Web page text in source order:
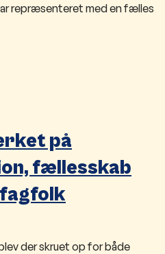
repræsenteret med en fælles
på
fællesskab
der skruet op for både